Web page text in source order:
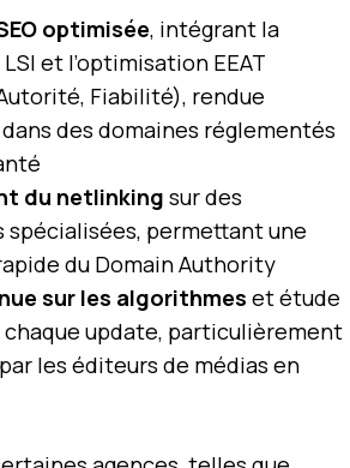
optimisée, intégrant la
et l’optimisation EEAT
Fiabilité), rendue
des domaines réglementés
du netlinking sur des
permettant une
du Domain Authority
sur les algorithmes et étude
chaque update, particulièrement
les éditeurs de médias en